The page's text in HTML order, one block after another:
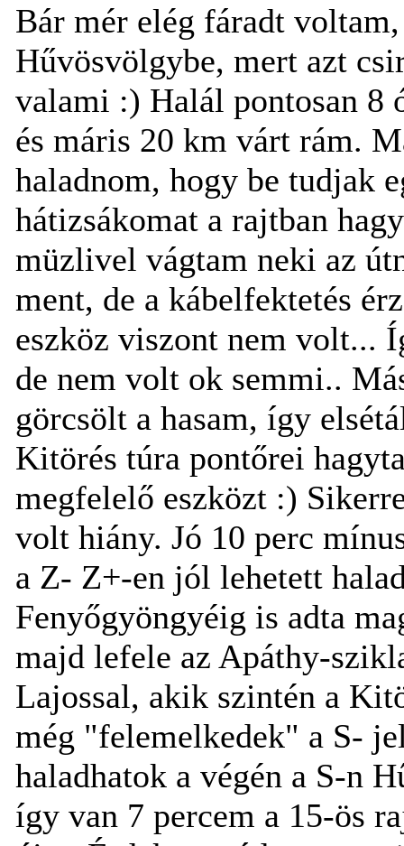
Bár mér elég fáradt
Hűvösvölgybe, mert azt
valami :) Halál pontosan
és máris 20 km várt rám.
haladnom, hogy be tudjak
hátizsákomat a rajtban
müzlivel vágtam neki az
ment, de a kábelfektetés
eszköz viszont nem volt...
de nem volt ok semmi..
görcsölt a hasam, így
Kitörés túra pontőrei
megfelelő eszközt :)
volt hiány. Jó 10 perc
a Z- Z+-en jól lehetett
Fenyőgyöngyéig is adta
majd lefele az Apáthy-
Lajossal, akik szintén a
még "felemelkedek" a S-
haladhatok a végén a S-n
így van 7 percem a 15-ös